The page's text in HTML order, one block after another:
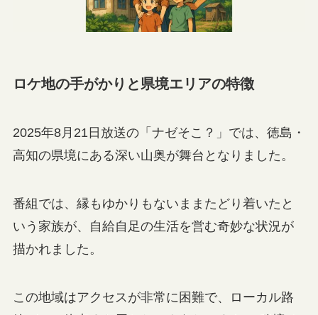
ロケ地の手がかりと県境エリアの特徴
2025年8月21日放送の「ナゼそこ？」では、徳島・
高知の県境にある深い山奥が舞台となりました。
番組では、縁もゆかりもないままたどり着いたと
いう家族が、自給自足の生活を営む奇妙な状況が
描かれました。
この地域はアクセスが非常に困難で、ローカル路